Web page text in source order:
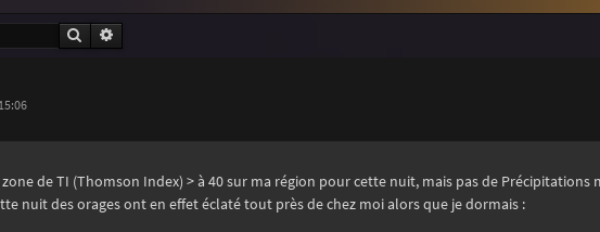
Rechercher
de TI (Thomson Index) > à 40 sur ma région pour cette nuit, mais pas de Précipitations
nuit des orages ont en effet éclaté tout près de chez moi alors que je dormais :